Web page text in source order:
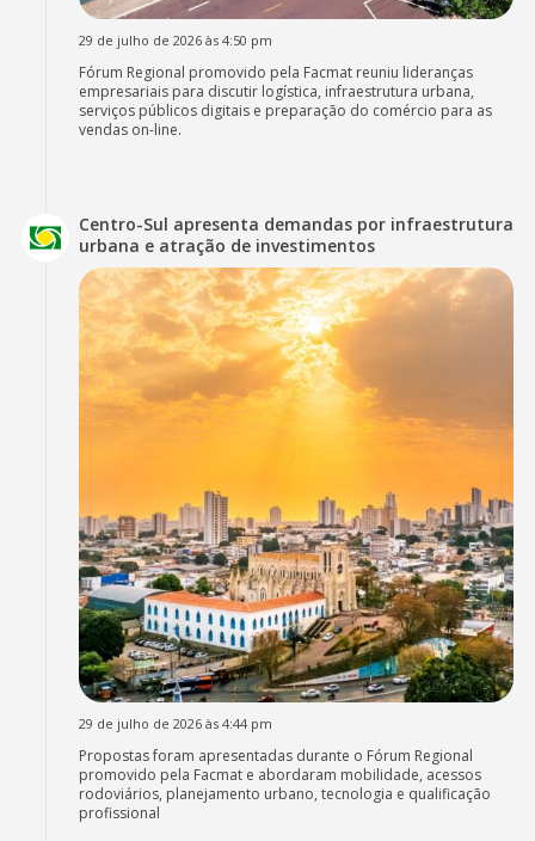
29 de julho de 2026 às 4:50 pm
Fórum Regional promovido pela Facmat reuniu lideranças
empresariais para discutir logística, infraestrutura urbana,
serviços públicos digitais e preparação do comércio para as
vendas on-line.
Centro-Sul apresenta demandas por infraestrutura
urbana e atração de investimentos
29 de julho de 2026 às 4:44 pm
Propostas foram apresentadas durante o Fórum Regional
promovido pela Facmat e abordaram mobilidade, acessos
rodoviários, planejamento urbano, tecnologia e qualificação
profissional